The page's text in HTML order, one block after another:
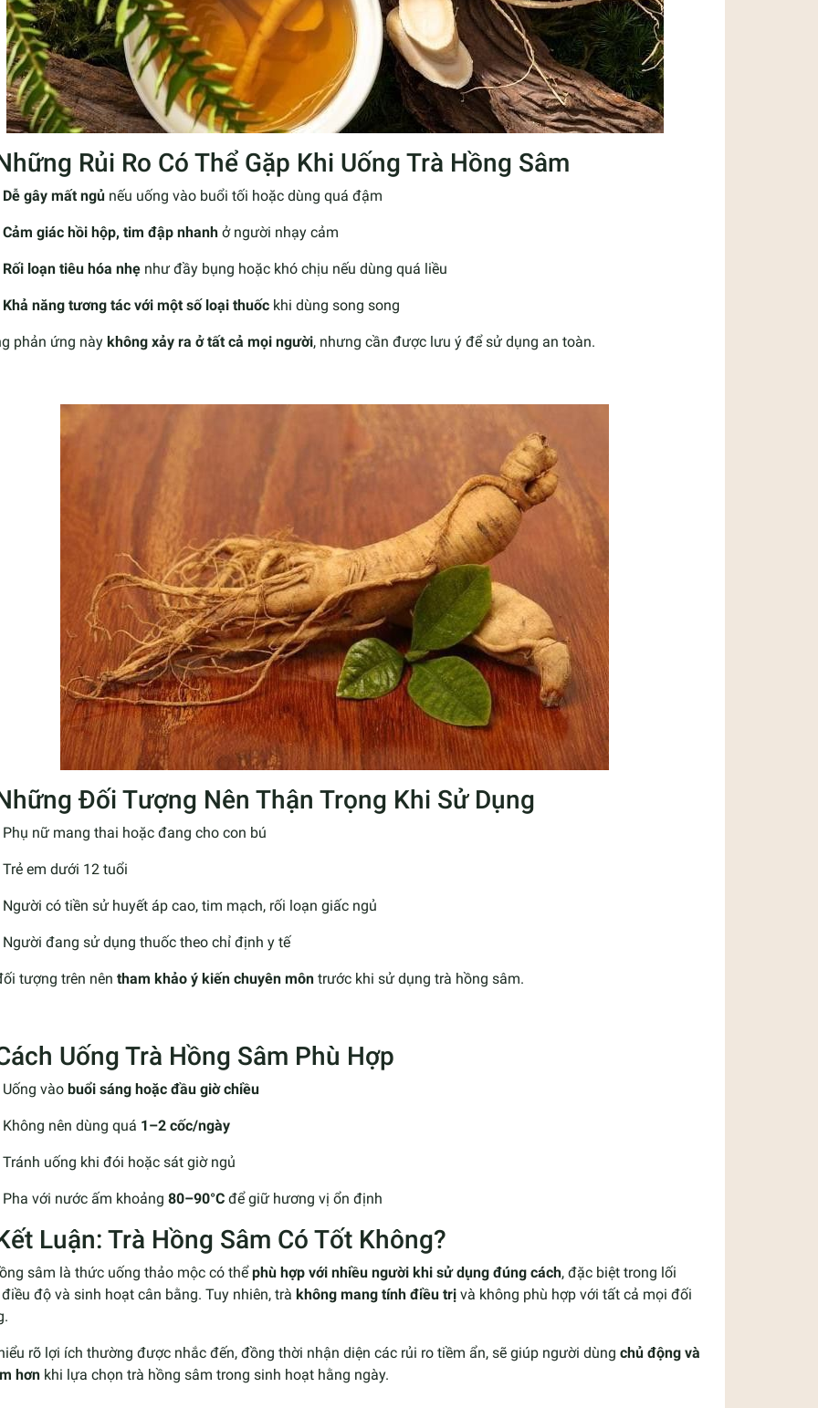
Rủi Ro Có Thể Gặp Khi Uống Trà Hồng Sâm
Dễ gây mất ngủ nếu uống vào buổi tối hoặc dùng quá đậm
Cảm giác hồi hộp, tim đập nhanh ở người nhạy cảm
Rối loạn tiêu hóa nhẹ như đầy bụng hoặc khó chịu nếu dùng quá liều
Khả năng tương tác với một số loại thuốc khi dùng song song
phản ứng này không xảy ra ở tất cả mọi người, nhưng cần được lưu ý để sử dụng an toàn.
Đối Tượng Nên Thận Trọng Khi Sử Dụng
Phụ nữ mang thai hoặc đang cho con bú
Trẻ em dưới 12 tuổi
Người có tiền sử huyết áp cao, tim mạch, rối loạn giấc ngủ
Người đang sử dụng thuốc theo chỉ định y tế
tượng trên nên tham khảo ý kiến chuyên môn trước khi sử dụng trà hồng sâm.
Uống Trà Hồng Sâm Phù Hợp
Uống vào buổi sáng hoặc đầu giờ chiều
Không nên dùng quá 1–2 cốc/ngày
Tránh uống khi đói hoặc sát giờ ngủ
Pha với nước ấm khoảng 80–90°C để giữ hương vị ổn định
Luận: Trà Hồng Sâm Có Tốt Không?
sâm là thức uống thảo mộc có thểphù hợp với nhiều người khi sử dụng đúng cách, đặc biệt trong lối
độ và sinh hoạt cân bằng. Tuy nhiên, trà không mang tính điều trị và không phù hợp với tất cả mọi đối
rõ lợi ích thường được nhắc đến, đồng thời nhận diện các rủi ro tiềm ẩn, sẽ giúp người dùng chủ động và
hơn khi lựa chọn trà hồng sâm trong sinh hoạt hằng ngày.